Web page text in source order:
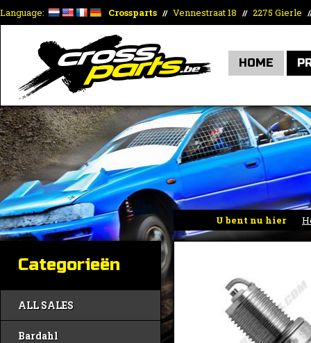
Language: Crossparts // Vennestraat 18 // 2275 Gierle
HOME
U bent nu hier
Categorieën
ALL SALES
Bardahl